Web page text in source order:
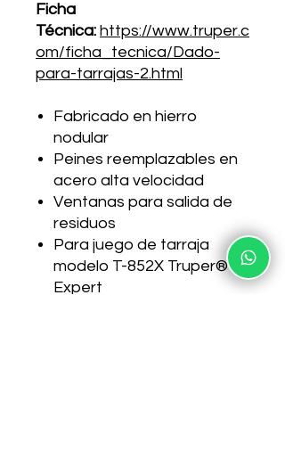
Ficha
Técnica: https://www.truper.c
om/ficha_tecnica/Dado-
para-tarrajas-2.html
Fabricado en hierro
nodular
Peines reemplazables en
acero alta velocidad
Ventanas para salida de
residuos
Para juego de tarraja
modelo T-852X Truper®
Expert